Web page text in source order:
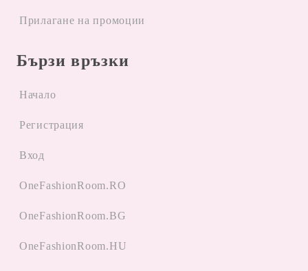
Прилагане на промоции
Бързи връзки
Начало
Регистрация
Вход
OneFashionRoom.RO
OneFashionRoom.BG
OneFashionRoom.HU